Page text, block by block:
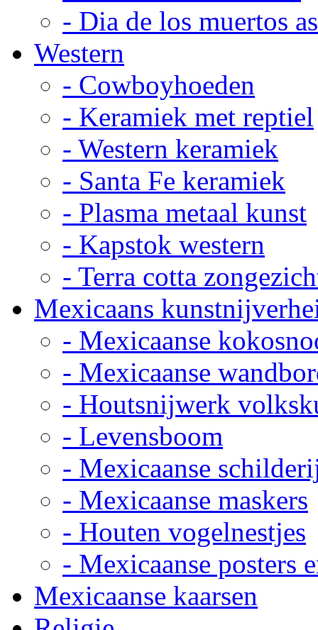
- Dia de los muertos
Western
- Cowboyhoeden
- Keramiek met reptiel
- Western keramiek
- Santa Fe keramiek
- Plasma metaal kunst
- Kapstok western
- Terra cotta
Mexicaans
- Mexicaanse
- Mexicaanse
- Houtsnijwerk
- Levensboom
- Mexicaanse
- Mexicaanse maskers
- Houten vogelnestjes
- Mexicaanse posters
Mexicaanse kaarsen